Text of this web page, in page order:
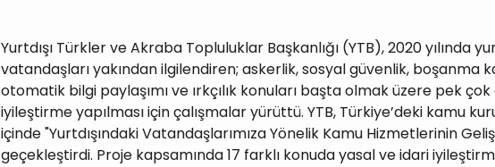
Yurtdışı Türkler ve Akraba Topluluklar Başkanlığı (YTB), 2020 yılında
vatandaşları yakından ilgilendiren; askerlik, sosyal güvenlik, boşanma
otomatik bilgi paylaşımı ve ırkçılık konuları başta olmak üzere pek
iyileştirme yapılması için çalışmalar yürüttü. YTB, Türkiye’deki kamu
içinde "Yurtdışındaki Vatandaşlarımıza Yönelik Kamu Hizmetlerinin
geçekleştirdi. Proje kapsamında 17 farklı konuda yasal ve idari